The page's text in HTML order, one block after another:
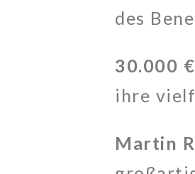
des
30.000 €
ihre
Martin